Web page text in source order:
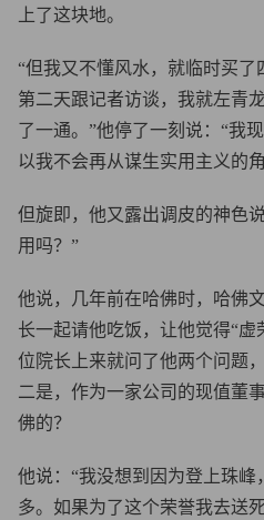
上了这块地。
“但我又不懂风水，就临时买了
第二天跟记者访谈，我就左青
了一通。”他停了一刻说：“我
以我不会再从谋生实用主义的
但旋即，他又露出调皮的神色
用吗？”
他说，几年前在哈佛时，哈佛
长一起请他吃饭，让他觉得“
位院长上来就问了他两个问题
二是，作为一家公司的现值董
佛的？
他说：“我没想到因为登上珠峰
多。如果为了这个荣誉我去送